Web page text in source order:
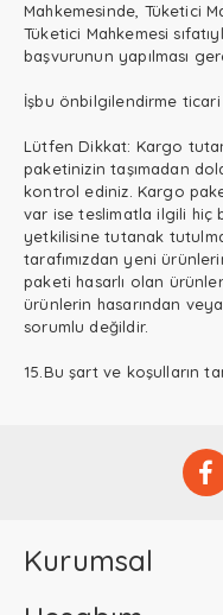
Mahkemesinde, Tüketici
Tüketici Mahkemesi
başvurunun yapılması
İşbu önbilgilendirme ticari
Lütfen Dikkat: Kargo
paketinizin taşımadan
kontrol ediniz. Kargo
var ise teslimatla ilgili hiç
yetkilisine tutanak
tarafımızdan yeni
paketi hasarlı olan
ürünlerin hasarından
sorumlu değildir.
15.Bu şart ve koşulların
Kurumsal